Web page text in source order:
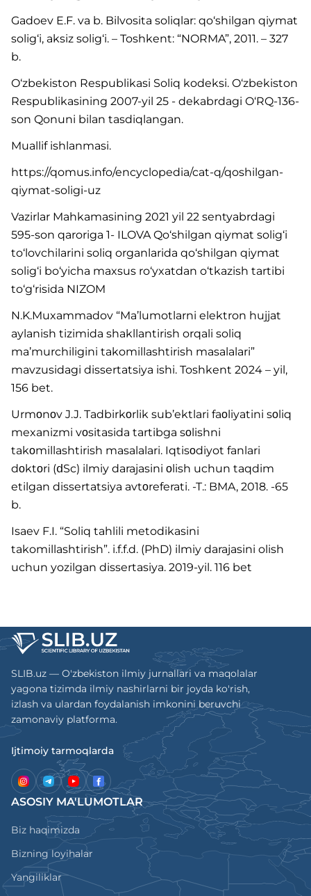
Gadoev E.F. va b. Bilvosita soliqlar: qo‘shilgan qiymat
solig‘i, aksiz solig‘i. – Toshkent: “NORMA”, 2011. – 327
b.
O‘zbekiston Respublikasi Soliq kodeksi. O‘zbekiston
Respublikasining 2007-yil 25 - dekabrdagi O‘RQ-136-
son Qonuni bilan tasdiqlangan.
Muallif ishlanmasi.
https://qomus.info/encyclopedia/cat-q/qoshilgan-
qiymat-soligi-uz
Vazirlar Mahkamasining 2021 yil 22 sentyabrdagi
595-son qaroriga 1- ILOVA Qo‘shilgan qiymat solig‘i
to‘lovchilarini soliq organlarida qo‘shilgan qiymat
solig‘i bo‘yicha maxsus ro‘yxatdan o‘tkazish tartibi
to‘g‘risida NIZOM
N.K.Muxammadov “Ma’lumotlarni elektron hujjat
aylanish tizimida shakllantirish orqali soliq
ma’murchiligini takomillashtirish masalalari”
mavzusidagi dissertatsiya ishi. Toshkent 2024 – yil,
156 bet.
Urmοnοv J.J. Tadbirkοrlik sub’ektlari faοliyatini sοliq
mexanizmi vοsitasida tartibga sοlishni
takοmillashtirish masalalari. Iqtisοdiyot fanlari
dοktοri (ⅾSc) ilmiy darajasini οlish uchun taqdim
etilgan dissertatsiya avtοreferati. -T.: BMA, 2018. -65
b.
Isaev F.I. “Soliq tahlili metodikasini
takomillashtirish”. i.f.f.d. (PhD) ilmiy darajasini olish
uchun yozilgan dissertasiya. 2019-yil. 116 bet
SLIB.uz — O'zbekiston ilmiy jurnallari va maqolalar
yagona tizimda ilmiy nashirlarni bir joyda ko'rish,
izlash va ulardan foydalanish imkonini beruvchi
zamonaviy platforma.
Ijtimoiy tarmoqlarda
ASOSIY MA'LUMOTLAR
Biz haqimizda
Bizning loyihalar
Yangiliklar